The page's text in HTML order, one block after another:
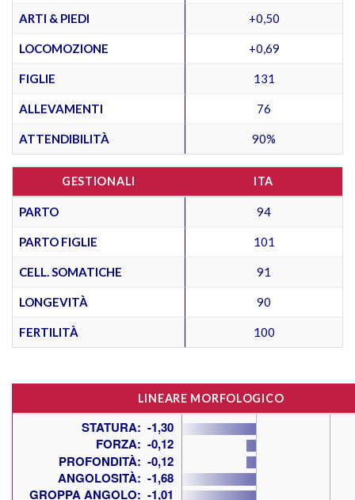
ARTI & PIEDI +0,50
LOCOMOZIONE +0,69
FIGLIE 131
ALLEVAMENTI 76
ATTENDIBILITÀ 90%
GESTIONALI ITA
PARTO 94
PARTO FIGLIE 101
CELL. SOMATICHE 91
LONGEVITÀ 90
FERTILITÀ 100
LINEARE MORFOLOGICO